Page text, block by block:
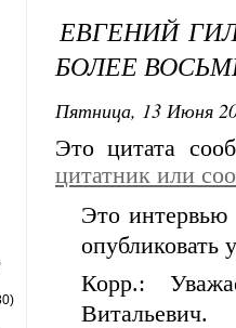
ЕВГЕНИЙ
БОЛЕЕ
Пятница, 13 Июня
Это цитата
цитатник или
Это интервью
Корр.: